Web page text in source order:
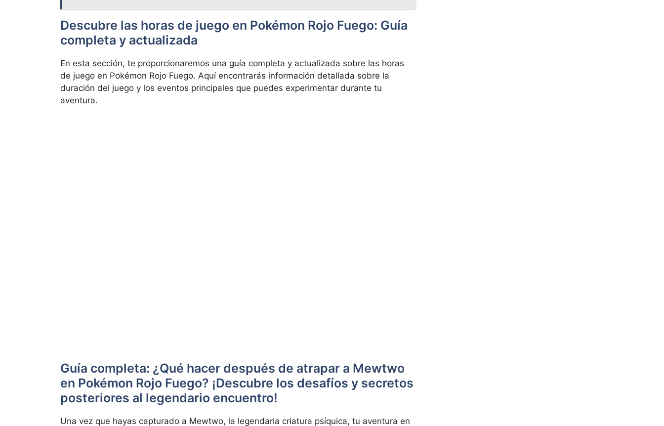
Descubre las horas de juego en Pokémon Rojo Fuego: Guía
completa y actualizada
En esta sección, te proporcionaremos una guía completa y actualizada sobre las horas
de juego en Pokémon Rojo Fuego. Aquí encontrarás información detallada sobre la
duración del juego y los eventos principales que puedes experimentar durante tu
aventura.
Guía completa: ¿Qué hacer después de atrapar a Mewtwo
en Pokémon Rojo Fuego? ¡Descubre los desafíos y secretos
posteriores al legendario encuentro!
Una vez que hayas capturado a Mewtwo, la legendaria criatura psíquica, tu aventura en